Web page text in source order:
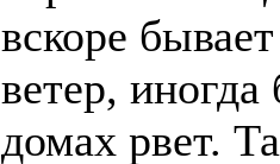
вскоре
ветер,
домах рвет.